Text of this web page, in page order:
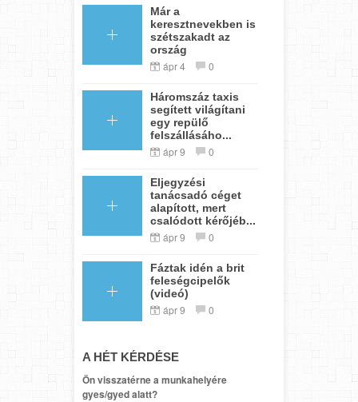
Már a
keresztnevekben is
szétszakadt az
ország
ápr 4 0
Háromszáz taxis
segített világítani
egy repülő
felszállásáho...
ápr 9 0
Eljegyzési
tanácsadó céget
alapított, mert
csalódott kérőjéb...
ápr 9 0
Fáztak idén a brit
feleségcipelők
(videó)
ápr 9 0
A HÉT KÉRDÉSE
Ön visszatérne a munkahelyére
gyes/gyed alatt?